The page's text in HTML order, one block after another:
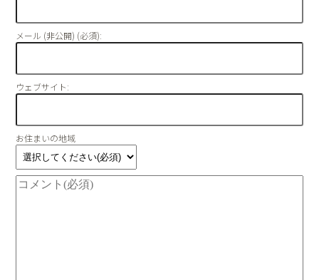
メール (非公開) (必須):
ウェブサイト:
お住まいの地域